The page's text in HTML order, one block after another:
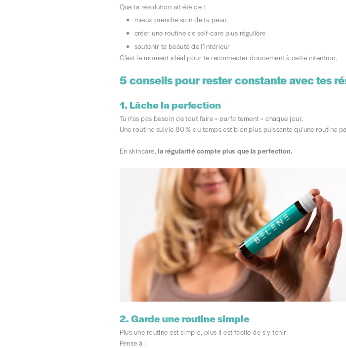
Que ta résolution ait été de :
mieux prendre soin de ta peau
créer une routine de self-care plus régulière
soutenir ta beauté de l’intérieur
C’est le moment idéal pour te reconnecter doucement à cette intention.
5 conseils pour rester constante avec tes
1. Lâche la perfection
Tu n’as pas besoin de tout faire « parfaitement » chaque jour.
Une routine suivie 80 % du temps est bien plus puissante qu’une routine
En skincare,la régularité compte plus que la perfection.
2. Garde une routine simple
Plus une routine est simple, plus il est facile de s’y tenir.
Pense à :